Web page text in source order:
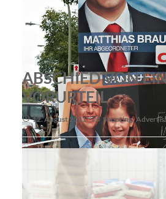
ABSCHIED VON
VORURTEIL
12. August 2011 Shooting,